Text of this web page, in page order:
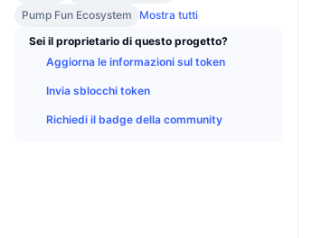
Pump Fun Ecosystem
Mostra tutti
Sei il proprietario di questo progetto?
Aggiorna le informazioni sul token
Invia sblocchi token
Richiedi il badge della community